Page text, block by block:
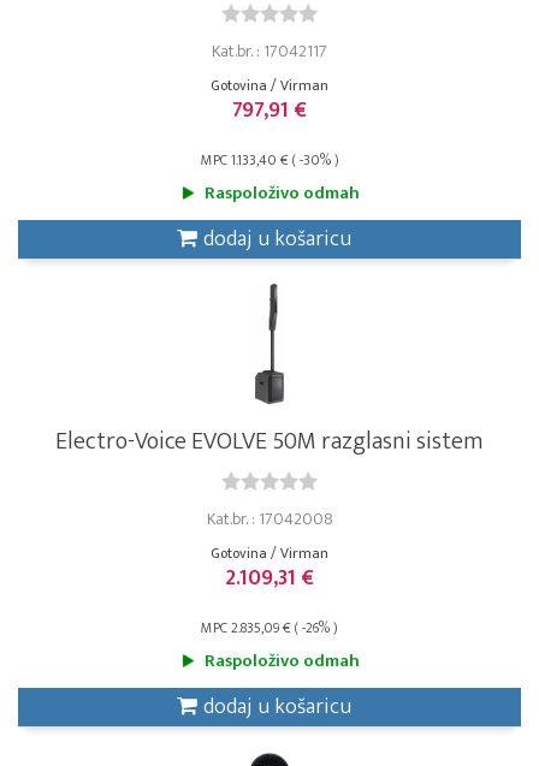
Kat.br. : 17042117
Gotovina / Virman
797,91 €
MPC 1.133,40 € ( -30% )
Raspoloživo odmah
dodaj u košaricu
Electro-Voice EVOLVE 50M razglasni sistem
Kat.br. : 17042008
Gotovina / Virman
2.109,31 €
MPC 2.835,09 € ( -26% )
Raspoloživo odmah
dodaj u košaricu